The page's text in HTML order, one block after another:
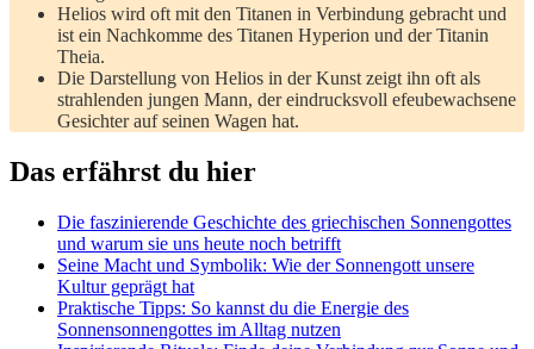
Helios wird⁤ oft mit den Titanen in Verbindung ⁢gebracht und
ist⁣ ein Nachkomme⁤ des Titanen Hyperion und der Titanin
Theia.
Die⁤ Darstellung ‌von Helios in der Kunst zeigt ihn oft als ​
strahlenden jungen Mann, der eindrucksvoll efeubewachsene
Gesichter auf seinen Wagen‍ hat.
Das erfährst du hier
Die faszinierende Geschichte des⁢ griechischen Sonnengottes
und warum sie ⁢uns heute noch betrifft
Seine Macht und Symbolik: Wie der Sonnengott unsere
Kultur geprägt hat
Praktische​ Tipps: ‌So kannst du die Energie des
Sonnensonnengottes⁢ im Alltag nutzen